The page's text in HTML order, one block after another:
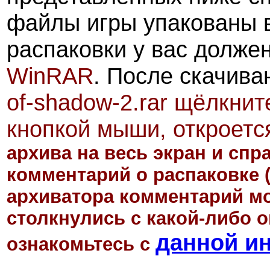
файлы игры упакованы
распаковки у вас
WinRAR. После
of-shadow-2.rar
кнопкой мыши,
архива на весь экран и
комментарий о распаковке
архиватора комментарий
столкнулись с какой-либо
ознакомьтесь с данной